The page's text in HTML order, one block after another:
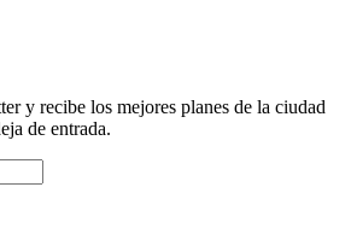
y recibe los mejores planes de la ciudad
de entrada.